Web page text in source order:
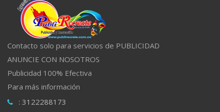
Contacto solo para servicios de PUBLICIDAD
ANUNCIE CON NOSOTROS
Publicidad 100% Efectiva
Para más información
: 3122288173